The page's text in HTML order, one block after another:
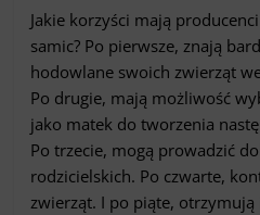
Jakie korzyści mają
samic? Po pierwsze, znają
hodowlane swoich zwierząt
Po drugie, mają możliwość
jako matek do tworzenia
Po trzecie, mogą prowadzić
rodzicielskich. Po czwarte,
zwierząt. I po piąte,